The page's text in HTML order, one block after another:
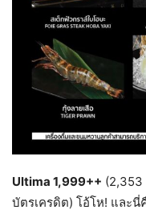
Ultima 1,999++ (2,353
บัตรเครดิต) โอ้โห! และนี่